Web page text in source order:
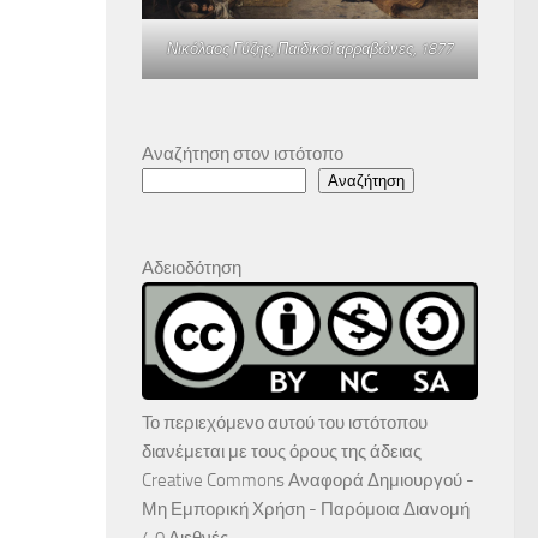
Νικόλαος Γύζης,Παιδικοί αρραβώνες, 1877
Αναζήτηση στον ιστότοπο
Αναζήτηση
Αδειοδότηση
Το περιεχόμενο αυτού του ιστότοπου
διανέμεται με τους όρους της άδειας
Creative Commons Αναφορά Δημιουργού -
Μη Εμπορική Χρήση - Παρόμοια Διανομή